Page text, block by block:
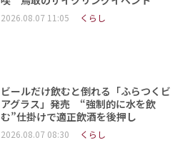
2026.08.07 11:05 くらし
ビールだけ飲むと倒れる「ふらつくビ
アグラス」発売 “強制的に水を飲
む”仕掛けで適正飲酒を後押し
2026.08.07 08:30 くらし